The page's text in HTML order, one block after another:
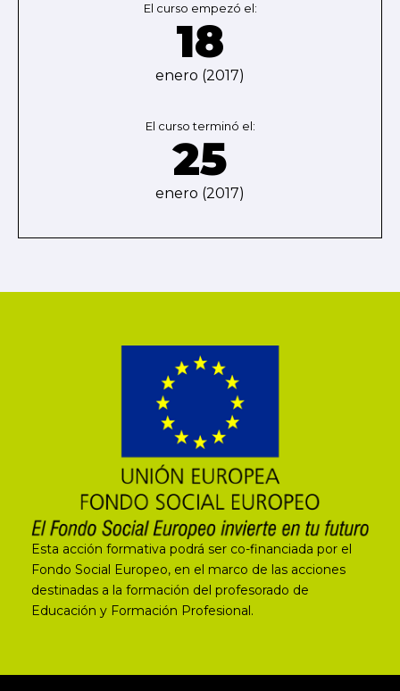
El curso empezó el:
18
enero (2017)
El curso terminó el:
25
enero (2017)
Esta acción formativa podrá ser co-financiada por el
Fondo Social Europeo, en el marco de las acciones
destinadas a la formación del profesorado de
Educación y Formación Profesional.